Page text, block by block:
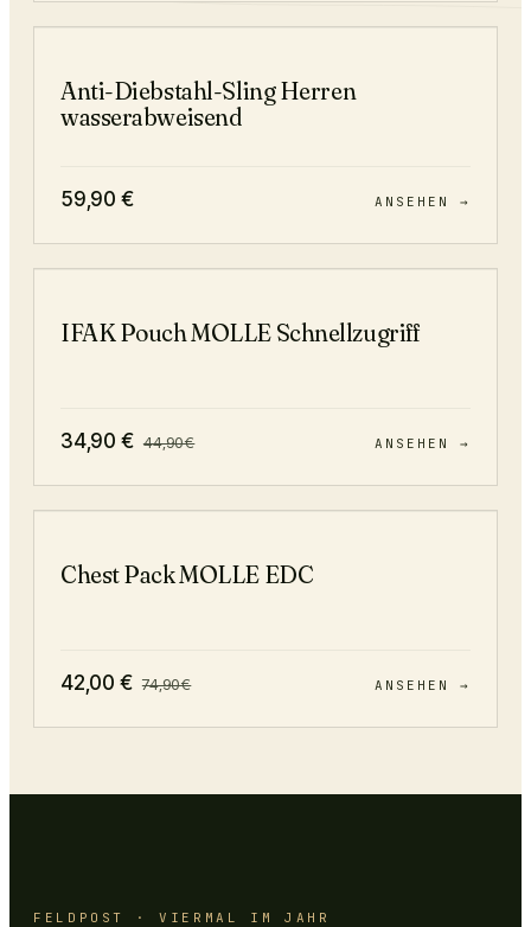
Anti-Diebstahl-Sling Herren
wasserabweisend
59,90 € ANSEHEN →
IFAK Pouch MOLLE Schnellzugriff
34,90 € 44,90€ ANSEHEN →
Chest Pack MOLLE EDC
42,00 € 74,90€ ANSEHEN →
FELDPOST · VIERMAL IM JAHR